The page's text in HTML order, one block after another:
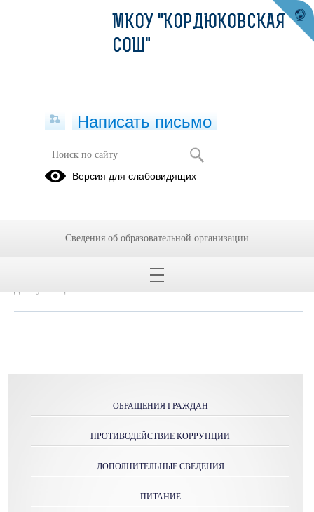
отчет НОК 2025
ОБРАЩЕНИЯ ГРАЖДАН
ПРОТИВОДЕЙСТВИЕ КОРРУПЦИИ
ДОПОЛНИТЕЛЬНЫЕ СВЕДЕНИЯ
ПИТАНИЕ
МКОУ "КОРДЮКОВСКАЯ
СОШ"
Написать письмо
Версия для слабовидящих
Сведения об образовательной организации